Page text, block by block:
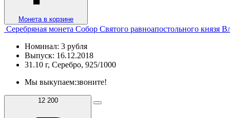
Монета в корзине
Серебряная монета Собор Святого равноапостольного князя
Номинал: 3 рубля
Выпуск: 16.12.2018
31.10 г, Серебро, 925/1000
Мы выкупаем:звоните!
12 200